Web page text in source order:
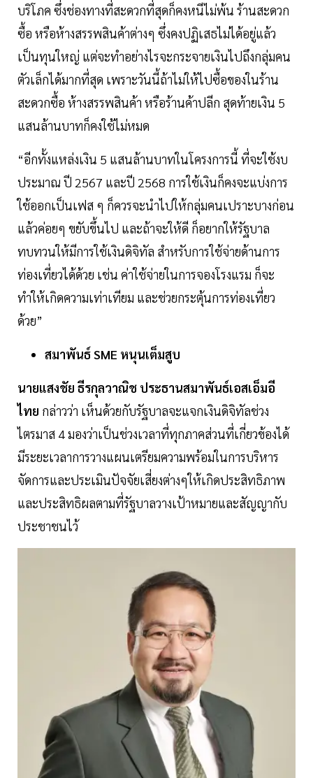
บริโภค ซึ่งช่องทางที่สะดวกที่สุดก็คงหนีไม่พ้น ร้านสะดวก
ซื้อ หรือห้างสรรพสินค้าต่างๆ ซึ่งคงปฏิเสธไม่ได้อยู่แล้ว
เป็นทุนใหญ่ แต่จะทำอย่างไรจะกระจายเงินไปถึงกลุ่มคน
ตัวเล็กได้มากที่สุด เพราะวันนี้ถ้าไม่ให้ไปซื้อของในร้าน
สะดวกซื้อ ห้างสรรพสินค้า หรือร้านค้าปลีก สุดท้ายเงิน 5
แสนล้านบาทก็คงใช้ไม่หมด
“อีกทั้งแหล่งเงิน 5 แสนล้านบาทในโครงการนี้ ที่จะใช้งบ
ประมาณ ปี 2567 และปี 2568 การใช้เงินก็คงจะแบ่งการ
ใช้ออกเป็นเฟส ๆ ก็ควรจะนำไปให้กลุ่มคนเปราะบางก่อน
แล้วค่อยๆ ขยับขึ้นไป และถ้าจะให้ดี ก็อยากให้รัฐบาล
ทบทวนให้มีการใช้เงินดิจิทัล สำหรับการใช้จ่ายด้านการ
ท่องเที่ยวได้ด้วย เช่น ค่าใช้จ่ายในการจองโรงแรม ก็จะ
ทำให้เกิดความเท่าเทียม และช่วยกระตุ้นการท่องเที่ยว
ด้วย”
สมาพันธ์ SME หนุนเต็มสูบ
นายแสงชัย ธีรกุลวาณิช ประธานสมาพันธ์เอสเอ็มอี
ไทย กล่าวว่า เห็นด้วยกับรัฐบาลจะแจกเงินดิจิทัลช่วง
ไตรมาส 4 มองว่าเป็นช่วงเวลาที่ทุกภาคส่วนที่เกี่ยวข้องได้
มีระยะเวลาการวางแผนเตรียมความพร้อมในการบริหาร
จัดการและประเมินปัจจัยเสี่ยงต่างๆให้เกิดประสิทธิภาพ
และประสิทธิผลตามที่รัฐบาลวางเป้าหมายและสัญญากับ
ประชาชนไว้